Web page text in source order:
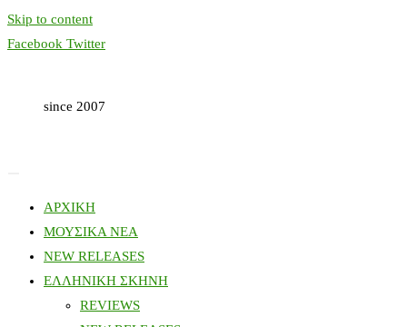
Skip to content
Facebook Twitter
since 2007
ΑΡΧΙΚΗ
ΜΟΥΣΙΚΑ ΝΕΑ
NEW RELEASES
ΕΛΛΗΝΙΚΗ ΣΚΗΝΗ
REVIEWS